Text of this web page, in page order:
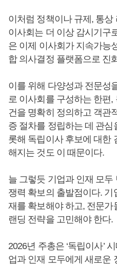
이처럼 정책이나 규제, 통상
이사회는 더 이상 감시기구
은 이제 이사회가 지속가능
합 의사결정 플랫폼으로 진
이를 위해 다양성과 전문성
로 이사회를 구성하는 한편
건을 명확히 정의하고 객관
증 절차를 정립하는 데 관심
롯해 독립이사 후보에 대한
해지는 것도 이 때문이다.
늘 그렇듯 기업과 인재 모
쟁력 확보의 출발점이다.
재를 확보해야 하고, 전문
랜딩 전략을 고민해야 한다.
2026년 주총은 ‘독립이사’
업과 인재 모두에게 새로운